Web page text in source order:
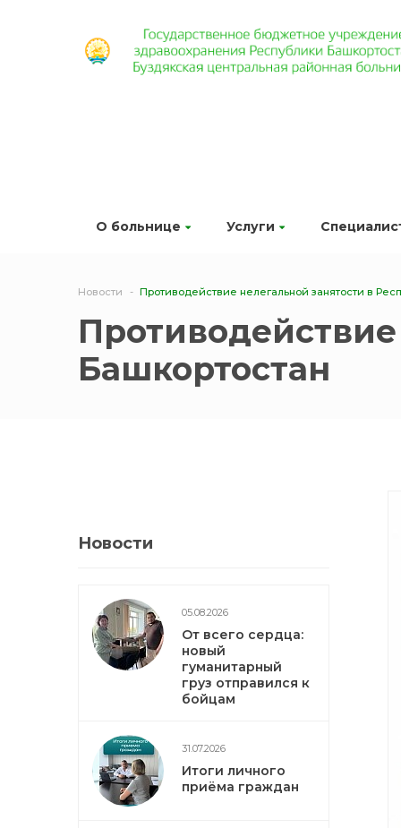
О больнице Услуги
Новости Противодействие нелегальной занятости в
Башкортостан
Новости
05.08.2026
От всего сердца:
новый
гуманитарный
груз отправился к
бойцам
31.07.2026
Итоги личного
приёма граждан